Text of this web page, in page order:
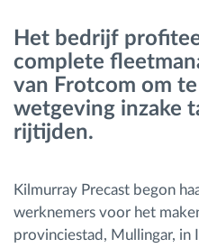
Routeplanning en -
Automatische
Het bedrijf
complete
van Frotcom om
wetgeving inzake
rijtijden.
Kilmurray Precast begon
werknemers voor het
provinciestad, Mullingar, in